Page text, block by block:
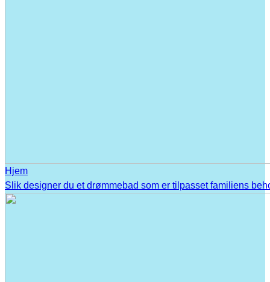
Hjem
Slik designer du et drømmebad som er tilpasset familiens